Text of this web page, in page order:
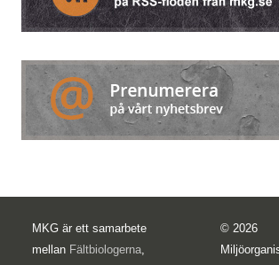
MKG är ett samarbete
mellan Fältbiologerna
© 2026